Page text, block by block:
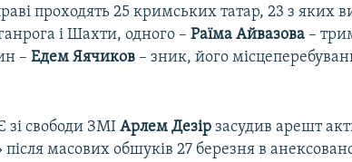
проходять 25 кримських татар, 23 з яких
і Шахти, одного –Раїма Айвазова –
–Едем Яячиков – зник, його
зі свободи ЗМІАрлем Дезір засудив арешт
після масових обшуків 27 березня в